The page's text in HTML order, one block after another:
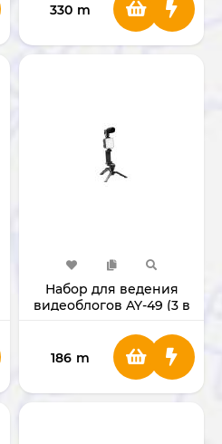
330 m
Набор для ведения
видеоблогов AY-49 (3 в
186 m